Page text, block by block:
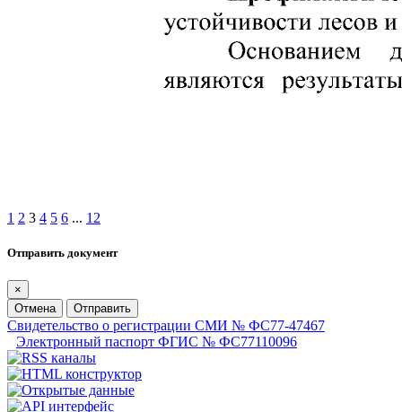
1 2 3 4 5 6 ... 12
Отправить документ
×
Отмена
Отправить
Свидетельство о регистрации СМИ № ФС77-47467
Электронный паспорт ФГИС № ФС77110096